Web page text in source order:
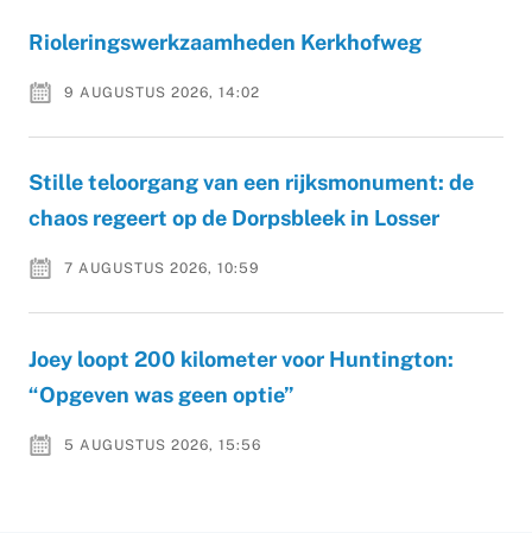
Rioleringswerkzaamheden Kerkhofweg
9 AUGUSTUS 2026, 14:02
Stille teloorgang van een rijksmonument: de
chaos regeert op de Dorpsbleek in Losser
7 AUGUSTUS 2026, 10:59
Joey loopt 200 kilometer voor Huntington:
“Opgeven was geen optie”
5 AUGUSTUS 2026, 15:56